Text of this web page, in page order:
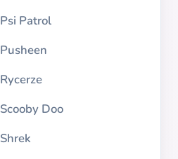
Psi Patrol
Pusheen
Rycerze
Scooby Doo
Shrek